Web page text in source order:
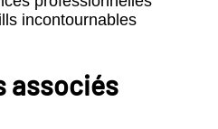
incontournables
associés